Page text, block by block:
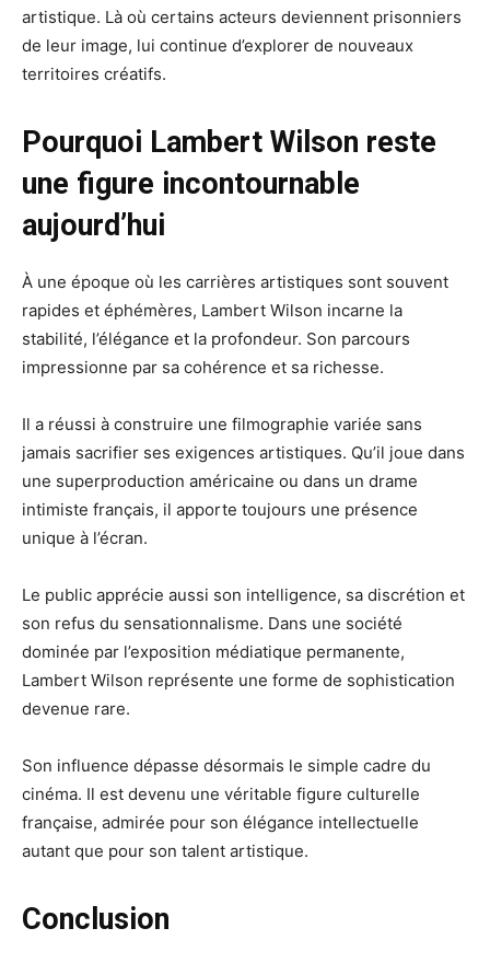
artistique. Là où certains acteurs deviennent prisonniers
de leur image, lui continue d’explorer de nouveaux
territoires créatifs.
Pourquoi Lambert Wilson reste
une figure incontournable
aujourd’hui
À une époque où les carrières artistiques sont souvent
rapides et éphémères, Lambert Wilson incarne la
stabilité, l’élégance et la profondeur. Son parcours
impressionne par sa cohérence et sa richesse.
Il a réussi à construire une filmographie variée sans
jamais sacrifier ses exigences artistiques. Qu’il joue dans
une superproduction américaine ou dans un drame
intimiste français, il apporte toujours une présence
unique à l’écran.
Le public apprécie aussi son intelligence, sa discrétion et
son refus du sensationnalisme. Dans une société
dominée par l’exposition médiatique permanente,
Lambert Wilson représente une forme de sophistication
devenue rare.
Son influence dépasse désormais le simple cadre du
cinéma. Il est devenu une véritable figure culturelle
française, admirée pour son élégance intellectuelle
autant que pour son talent artistique.
Conclusion